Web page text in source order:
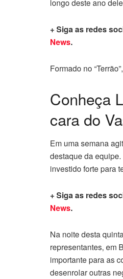
longo deste ano
+ Siga as redes
News.
Formado no
Conheça
cara do
Em uma semana
destaque da
investido forte para
+ Siga as redes
News.
Na noite desta
representantes, em
importante para as
desenrolar outras